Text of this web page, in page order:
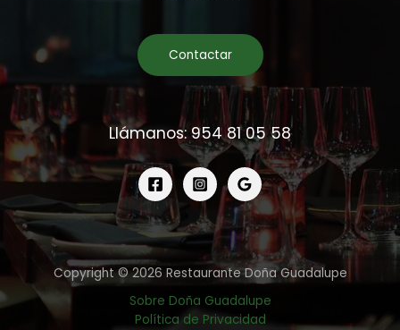
Contactar
Llámanos: 954 81 05 58
Copyright © 2026 Restaurante Doña Guadalupe
Sobre Doña Guadalupe
Política de Privacidad